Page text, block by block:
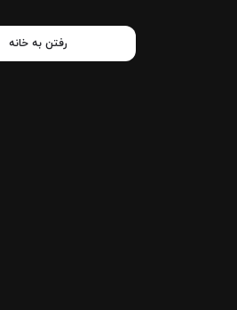
رفتن به خانه